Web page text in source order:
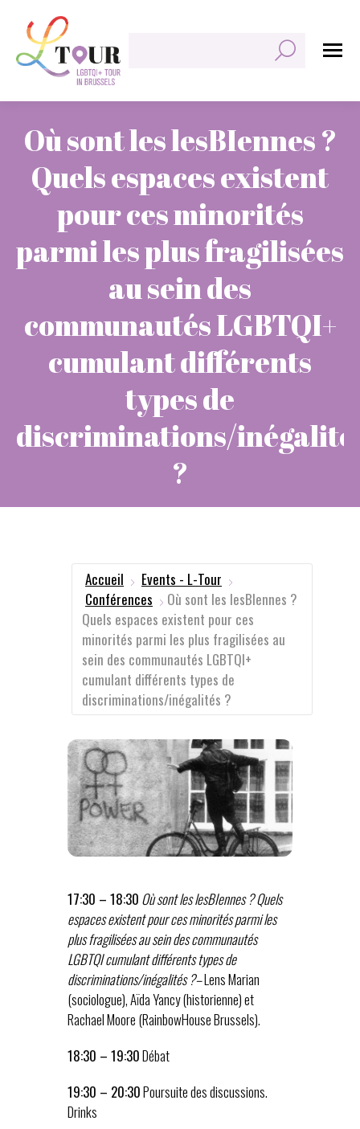
Où sont les lesBIennes ?
Quels espaces existent
pour ces minorités
parmi les plus fragilisées
au sein des
communautés LGBTQI+
cumulant différents
types de
discriminations/
?
Accueil
Events - L-Tour
Conférences
Où sont les lesBIennes ?
Quels espaces existent pour ces
minorités parmi les plus fragilisées au
sein des communautés LGBTQI+
cumulant différents types de
discriminations/inégalités ?
17:30 – 18:30 Où sont les lesBIennes ?Quels
espaces existent pour ces minorités parmi les
plus fragilisées au sein des communautés
LGBTQI cumulant différents types de
discriminations/inégalités ?–Lens Marian
(sociologue), Aïda Yancy (historienne) et
Rachael Moore (RainbowHouse Brussels).
18:30 – 19:30Débat
19:30 – 20:30Poursuite des discussions.
Drinks